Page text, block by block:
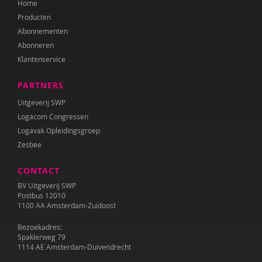
Mariëlle Cloin
Resi Damhuis
Annika de Haan
Kirsten Dijk
Leen Dom
Nanne van Doorn
Anne L. Douglass
Marieke Effting
Corina Elzenaar
Home
Producten
Abonnementen
Abonneren
Klantenservice
PARTNERS
Uitgeverij SWP
Logacom Congressen
Logavak Opleidingsgroep
Zesbee
CONTACT
BV Uitgeverij SWP
Postbus 12010
1100 AA Amsterdam-Zuidoost
Bezoekadres:
Spaklerweg 79
1114 AE Amsterdam-Duivendrecht